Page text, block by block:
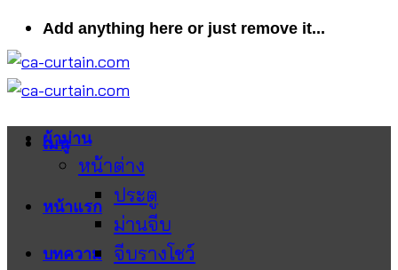
ข้าม
ไป
ยัง
เนื้อหา
Add anything here or just remove it...
เมนู
หน้าแรก
บทความ
ผ้าม่าน
หน้าต่าง
ประตู
ม่านจีบ
จีบรางโชว์